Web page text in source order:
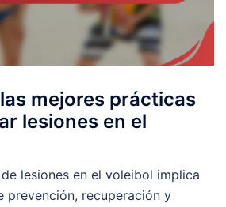
mejores prácticas
lesiones en el
lesiones en el voleibol implica
prevención, recuperación y